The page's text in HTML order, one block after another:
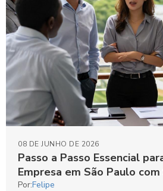
Passo a Passo Essencial
Empresa em São Paulo com
08 DE JUNHO DE 2026
Por:Felipe